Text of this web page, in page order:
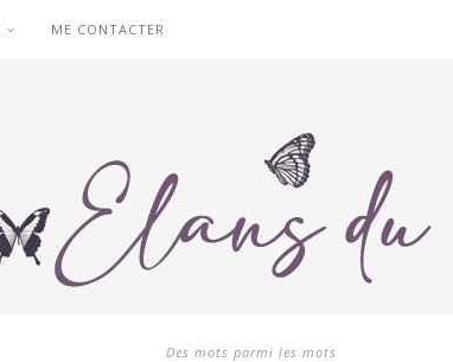
ME CONTACTER
Des mots parmi les mots